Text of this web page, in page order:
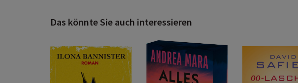
Das könnte Sie auch interessieren